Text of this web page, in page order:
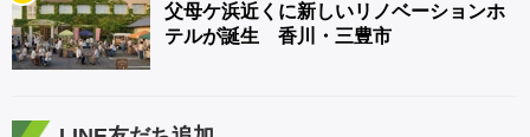
父母ケ浜近くに新しいリノベーションホ
テルが誕生 香川・三豊市